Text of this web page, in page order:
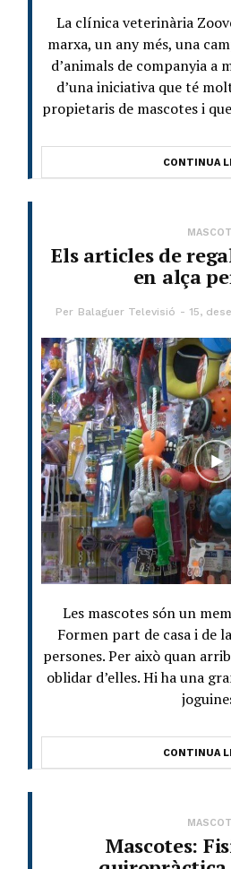
La clínica veterinària
marxa, un any més, una
d’animals de companyia a
d’una iniciativa que té
propietaris de mascotes i
CONTINUA
Els articles de
en alça
Per Balaguer Televisió 15,
Les mascotes són un
Formen part de casa i de
persones. Per això quan
oblidar d’elles. Hi ha una
CONTINUA
Mascotes: